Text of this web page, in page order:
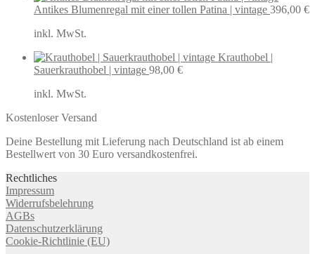
Antikes Blumenregal mit einer tollen Patina | vintage 396,00 €
inkl. MwSt.
Krauthobel |
Sauerkrauthobel | vintage 98,00 €
inkl. MwSt.
Kostenloser Versand
Deine Bestellung mit Lieferung nach Deutschland ist ab einem
Bestellwert von 30 Euro versandkostenfrei.
Rechtliches
Impressum
Widerrufsbelehrung
AGBs
Datenschutzerklärung
Cookie-Richtlinie (EU)